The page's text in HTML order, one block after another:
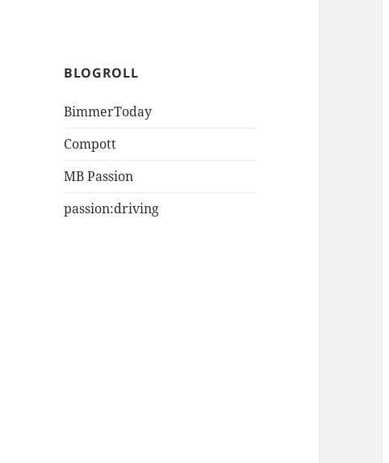
BLOGROLL
BimmerToday
Compott
MB Passion
passion:driving